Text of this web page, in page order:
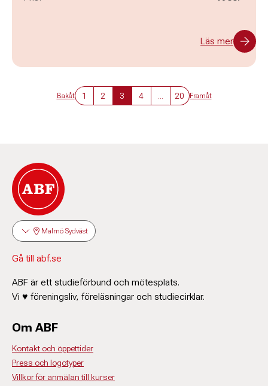
Läs mer
Bakåt 1 2 3 4 20 Framåt
Malmö Sydväst
Gå till abf.se
ABF är ett studieförbund och mötesplats.
Vi ♥ föreningsliv, föreläsningar och studiecirklar.
Om ABF
Kontakt och öppettider
Press och logotyper
Villkor för anmälan till kurser